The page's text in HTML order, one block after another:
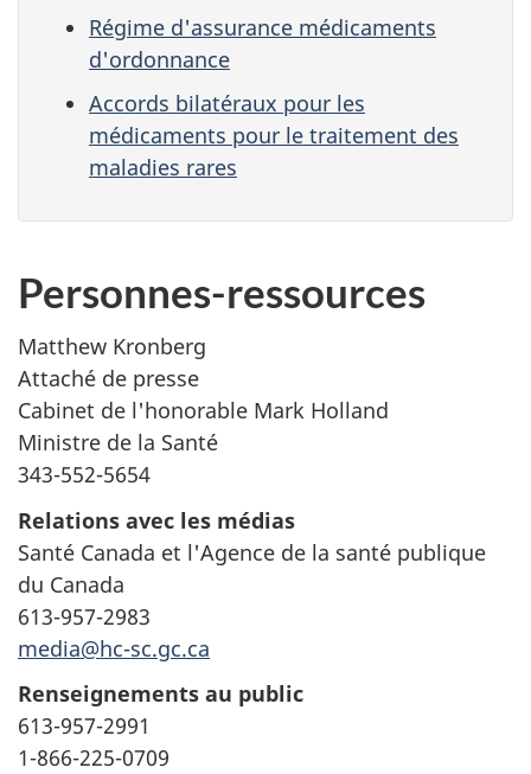
Régime d'assurance médicaments
d'ordonnance
Accords bilatéraux pour les
médicaments pour le traitement des
maladies rares
Personnes-ressources
Matthew Kronberg
Attaché de presse
Cabinet de l'honorable Mark Holland
Ministre de la Santé
343-552-5654
Relations avec les médias
Santé Canada et l'Agence de la santé publique
du Canada
613-957-2983
media@hc-sc.gc.ca
Renseignements au public
613-957-2991
1-866-225-0709